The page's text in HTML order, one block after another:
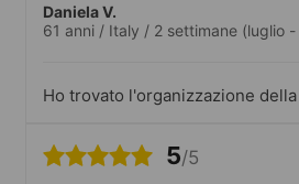
Daniela V.
61 anni / Italy / 2 settimane (luglio
Ho trovato l'organizzazione
valide, tutto estremamente
5/5